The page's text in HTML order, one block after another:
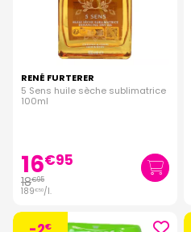
RENÉ FURTERER
5 Sens huile sèche sublimatrice
100ml
16€95
18€95
189€50/l.
€